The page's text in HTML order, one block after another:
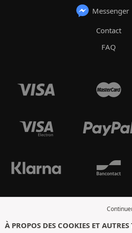
Messenger
Contact
FAQ
À PROPOS DES COOKIES ET AUTRES